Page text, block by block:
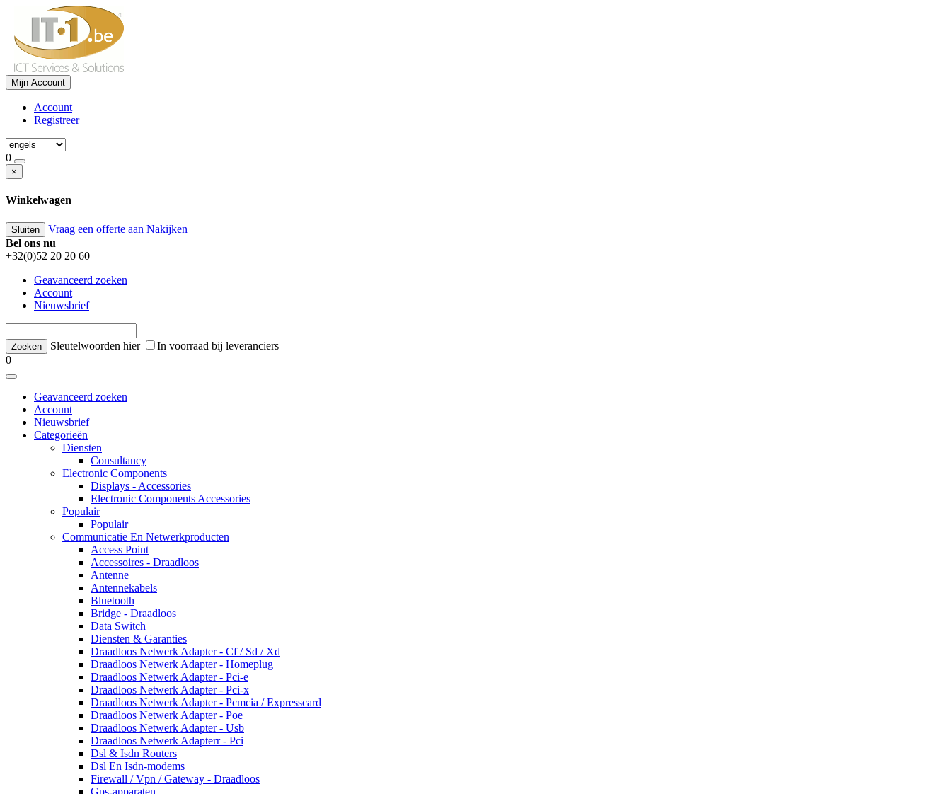
Mijn Account
Account
Registreer
0
×
Winkelwagen
Sluiten Vraag een offerte aan Nakijken
Bel ons nu
+32(0)52 20 20 60
Geavanceerd zoeken
Account
Nieuwsbrief
Sleutelwoorden hier
In voorraad bij leveranciers
0
Geavanceerd zoeken
Account
Nieuwsbrief
Categorieën
Diensten
Consultancy
Electronic Components
Displays - Accessories
Electronic Components Accessories
Populair
Populair
Communicatie En Netwerkproducten
Access Point
Accessoires - Draadloos
Antenne
Antennekabels
Bluetooth
Bridge - Draadloos
Data Switch
Diensten & Garanties
Draadloos Netwerk Adapter - Cf / Sd / Xd
Draadloos Netwerk Adapter - Homeplug
Draadloos Netwerk Adapter - Pci-e
Draadloos Netwerk Adapter - Pci-x
Draadloos Netwerk Adapter - Pcmcia / Expresscard
Draadloos Netwerk Adapter - Poe
Draadloos Netwerk Adapter - Usb
Draadloos Netwerk Adapterr - Pci
Dsl & Isdn Routers
Dsl En Isdn-modems
Firewall / Vpn / Gateway - Draadloos
Gps-apparaten